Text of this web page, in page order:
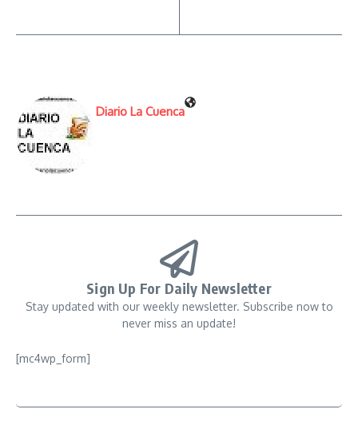
Diario La Cuenca
Sign Up For Daily Newsletter
Stay updated with our weekly newsletter. Subscribe now to
never miss an update!
[mc4wp_form]